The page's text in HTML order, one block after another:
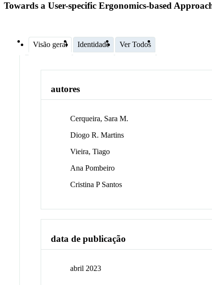
Towards a User-specific Ergonomics-based
Visão geral Identidade Ver Todos
autores
Cerqueira, Sara M.
Diogo R. Martins
Vieira, Tiago
Ana Pombeiro
Cristina P Santos
data de publicação
abril 2023